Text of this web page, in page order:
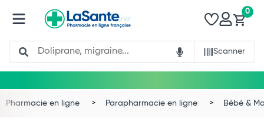
Search
Scanner
0
Pharmacie en ligne Parapharmacie en ligne Bébé &